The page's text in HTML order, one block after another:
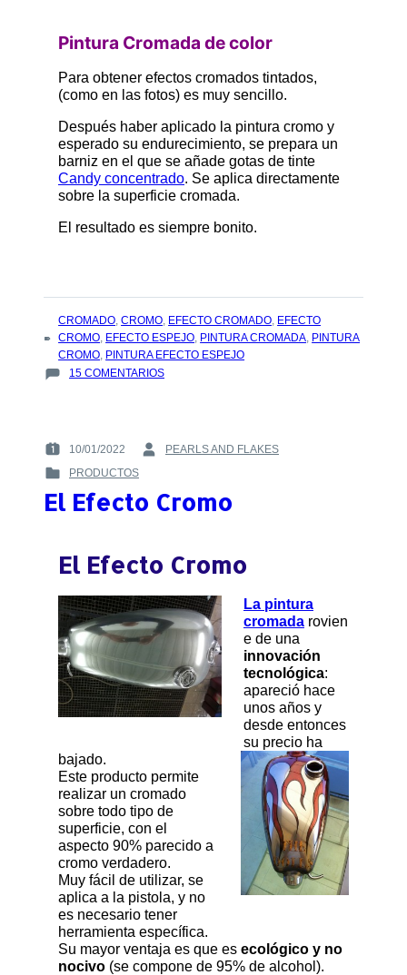
Pintura Cromada de color
Para obtener efectos cromados tintados,
(como en las fotos) es muy sencillo.
Después haber aplicado la pintura cromo y
esperado su endurecimiento, se prepara un
barniz en el que se añade gotas de tinte
Candy concentrado. Se aplica directamente
sobre la superficie cromada.
El resultado es siempre bonito.
TAGS
:
CROMADO,CROMO, EFECTO CROMADO, EFECTO
CROMO, EFECTO ESPEJO, PINTURA CROMADA, PINTURA
CROMO, PINTURA EFECTO ESPEJO
15 COMENTARIOSEN
LAS
CROMO
POSTED
ON
10/01/2022
BY
PEARLS AND FLAKES
POSTED
IN
PRODUCTOS
El Efecto Cromo
El Efecto Cromo
La pintura
cromada rovien
e de una
innovación
tecnológica:
apareció hace
unos años y
desde entonces
su precio ha
bajado.
Este producto permite
realizar un cromado
sobre todo tipo de
superficie, con el
aspecto 90% parecido a
cromo verdadero.
Muy fácil de utilizar, se
aplica a la pistola, y no
es necesario tener
herramienta específica.
Su mayor ventaja es que es ecológico y no
nocivo (se compone de 95% de alcohol).